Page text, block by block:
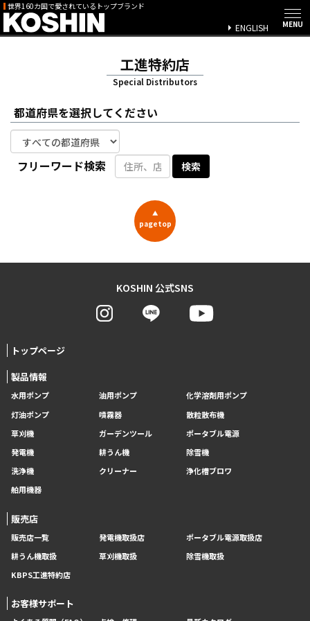
世界160カ国で愛されているトップブランド
ENGLISH
工進特約店
Special Distributors
都道府県を選択してください
フリーワード検索
▲
pagetop
KOSHIN 公式SNS
トップページ
製品情報
水用ポンプ 油用ポンプ
化学溶剤用ポンプ
灯油ポンプ
噴霧器
散粒散布機
草刈機
ガーデンツール
ポータブル電源
発電機
耕うん機
除雪機
洗浄機
クリーナー
浄化槽ブロワ
舶用機器
販売店
販売店一覧 発電機取扱店
ポータブル電源取扱店
耕うん機取扱
草刈機取扱
除雪機取扱
KBPS工進特約店
お客様サポート